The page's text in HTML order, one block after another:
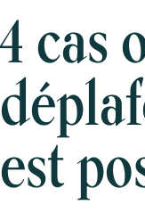
4 cas
est